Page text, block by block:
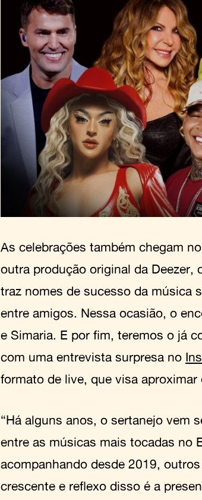
As celebrações também chegam
outra produção original da
traz nomes de sucesso da música
entre amigos. Nessa ocasião, o
e Simaria. E por fim, teremos o já
com uma entrevista surpresa no
formato de live, que visa
“Há alguns anos, o sertanejo vem
entre as músicas mais tocadas no
acompanhando desde 2019,
crescente e reflexo disso é a